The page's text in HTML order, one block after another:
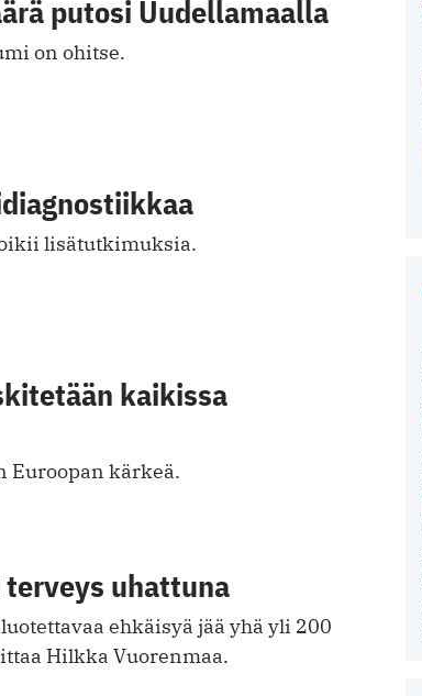
putosi Uudellamaalla
on ohitse.
lisätutkimuksia.
kaikissa
Euroopan kärkeä.
uhattuna
ehkäisyä jää yhä yli 200
Hilkka Vuorenmaa.